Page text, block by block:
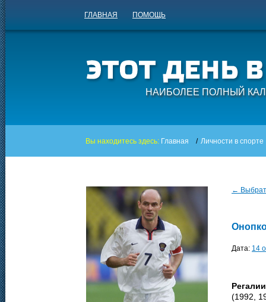
ГЛАВНАЯ ПОМОЩЬ
НАИБОЛЕЕ ПОЛНЫЙ
Вы находитесь здесь: Главная / Личности в спорте
←
Дата: 14
(1992,